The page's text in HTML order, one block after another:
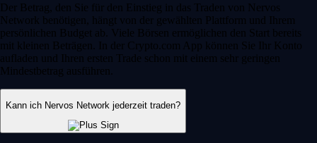
Der Betrag, den Sie für den Einstieg in das Traden von Nervos
Network benötigen, hängt von der gewählten Plattform und Ihrem
persönlichen Budget ab. Viele Börsen ermöglichen den Start bereits
mit kleinen Beträgen. In der Crypto.com App können Sie Ihr Konto
aufladen und Ihren ersten Trade schon mit einem sehr geringen
Mindestbetrag ausführen.
Kann ich Nervos Network jederzeit traden?